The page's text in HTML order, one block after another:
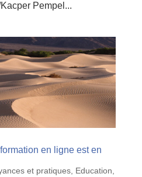
Pempel...
en ligne est en
et pratiques, Education,